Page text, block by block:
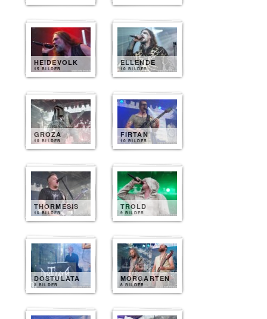
HEIDEVOLK
15 BILDER
ELLENDE
10 BILDER
GROZA
10 BILDER
FIRTAN
10 BILDER
THORMESIS
10 BILDER
TROLD
9 BILDER
DOSTULATA
8 BILDER
MORGARTEN
8 BILDER